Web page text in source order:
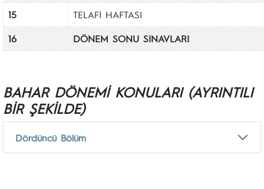
15
TELAFİ HAFTASI
16
DÖNEM SONU SINAVLARI
BAHAR DÖNEMİ KONULARI (AYRINTILI
BİR ŞEKİLDE)
Dördüncü Bölüm